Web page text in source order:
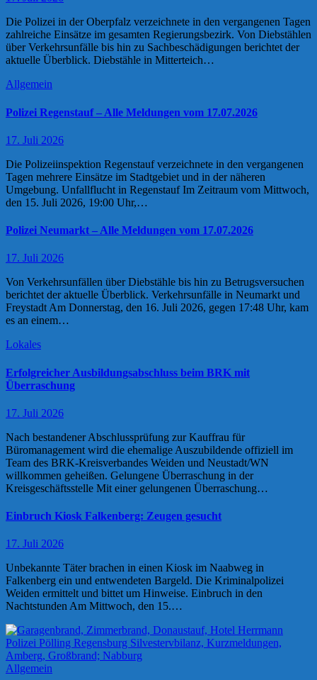
Die Polizei in der Oberpfalz verzeichnete in den vergangenen Tagen
zahlreiche Einsätze im gesamten Regierungsbezirk. Von Diebstählen
über Verkehrsunfälle bis hin zu Sachbeschädigungen berichtet der
aktuelle Überblick. Diebstähle in Mitterteich…
Allgemein
Polizei Regenstauf – Alle Meldungen vom 17.07.2026
17. Juli 2026
Die Polizeiinspektion Regenstauf verzeichnete in den vergangenen
Tagen mehrere Einsätze im Stadtgebiet und in der näheren
Umgebung. Unfallflucht in Regenstauf Im Zeitraum vom Mittwoch,
den 15. Juli 2026, 19:00 Uhr,…
Polizei Neumarkt – Alle Meldungen vom 17.07.2026
17. Juli 2026
Von Verkehrsunfällen über Diebstähle bis hin zu Betrugsversuchen
berichtet der aktuelle Überblick. Verkehrsunfälle in Neumarkt und
Freystadt Am Donnerstag, den 16. Juli 2026, gegen 17:48 Uhr, kam
es an einem…
Lokales
Erfolgreicher Ausbildungsabschluss beim BRK mit
Überraschung
17. Juli 2026
Nach bestandener Abschlussprüfung zur Kauffrau für
Büromanagement wird die ehemalige Auszubildende offiziell im
Team des BRK-Kreisverbandes Weiden und Neustadt/WN
willkommen geheißen. Gelungene Überraschung in der
Kreisgeschäftsstelle Mit einer gelungenen Überraschung…
Einbruch Kiosk Falkenberg: Zeugen gesucht
17. Juli 2026
Unbekannte Täter brachen in einen Kiosk im Naabweg in
Falkenberg ein und entwendeten Bargeld. Die Kriminalpolizei
Weiden ermittelt und bittet um Hinweise. Einbruch in den
Nachtstunden Am Mittwoch, den 15.…
Allgemein